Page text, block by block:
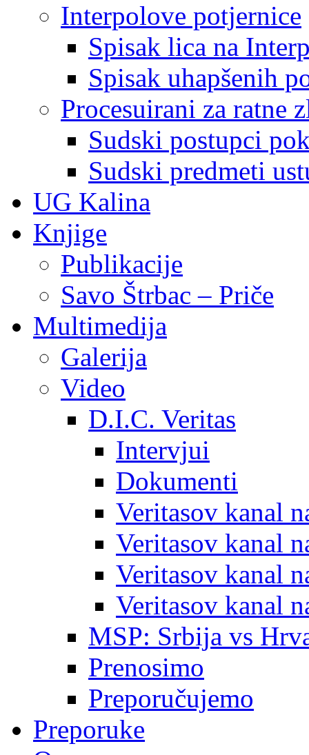
Interpolove potjernice
Spisak lica na
Spisak uhapšenih
Procesuirani za ratne
Sudski postupci
Sudski predmeti
UG Kalina
Knjige
Publikacije
Savo Štrbac – Priče
Multimedija
Galerija
Video
D.I.C. Veritas
Intervjui
Dokumenti
Veritasov kanal
Veritasov kanal
Veritasov kanal
Veritasov kanal
MSP: Srbija vs
Prenosimo
Preporučujemo
Preporuke